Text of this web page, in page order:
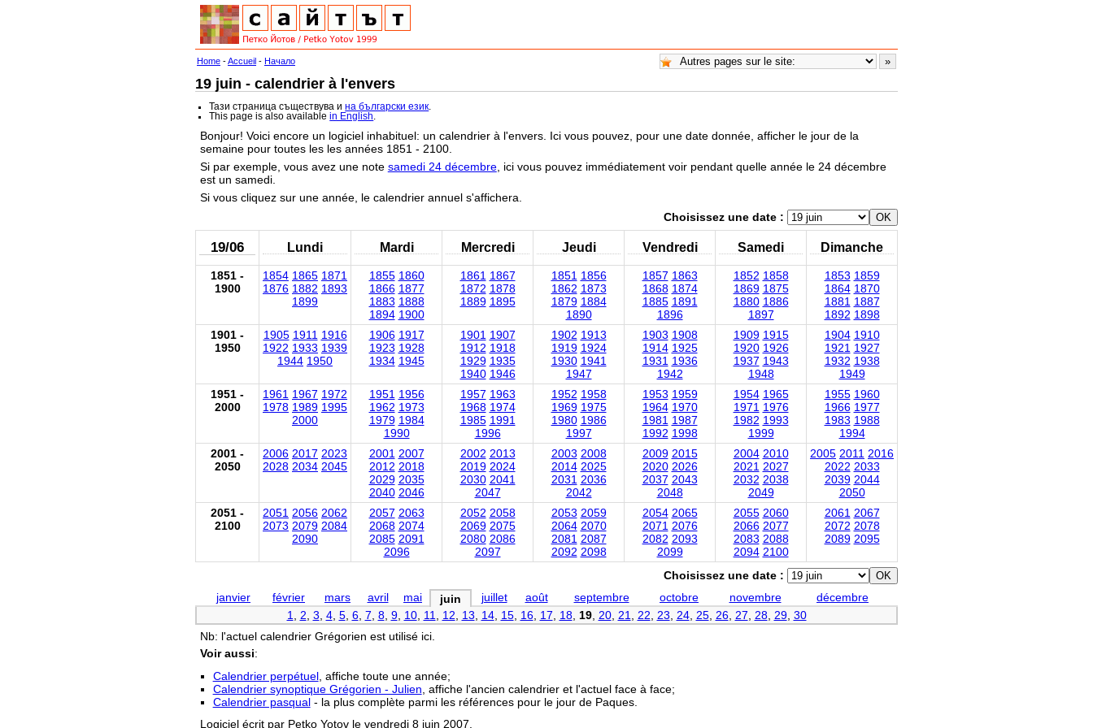
Home -Accueil - Начало
19 juin - calendrier à l'envers
Тази страница съществува ина български език
This page is also availablein English
Bonjour! Voici encore un logiciel inhabituel: un calendrier à l'envers. Ici vous pouvez, pour une date donnée, afficher le jour de la
semaine pour toutes les les années 1851 - 2100.
Si par exemple, vous avez une note samedi 24 décembre, ici vous pouvez immédiatement voir pendant quelle année le 24 décembre
est un samedi.
Si vous cliquez sur une année, le calendrier annuel s'affichera.
Choisissez une date :
19/06 Lundi Mardi Mercredi Jeudi Vendredi Samedi Dimanche
1851 -
1900
1854 1865 1871
1876 1882 1893
1899
1855 1860
1866 1877
1883 1888
1894 1900
1861 1867
1872 1878
1889 1895
1851 1856
1862 1873
1879 1884
1890
1857 1863
1868 1874
1885 1891
1896
1852 1858
1869 1875
1880 1886
1897
1853 1859
1864 1870
1881 1887
1892 1898
1901 -
1950
1905 1911 1916
1922 1933 1939
1944 1950
1906 1917
1923 1928
1934 1945
1901 1907
1912 1918
1929 1935
1940 1946
1902 1913
1919 1924
1930 1941
1947
1903 1908
1914 1925
1931 1936
1942
1909 1915
1920 1926
1937 1943
1948
1904 1910
1921 1927
1932 1938
1949
1951 -
2000
1961 1967 1972
1978 1989 1995
2000
1951 1956
1962 1973
1979 1984
1990
1957 1963
1968 1974
1985 1991
1996
1952 1958
1969 1975
1980 1986
1997
1953 1959
1964 1970
1981 1987
1992 1998
1954 1965
1971 1976
1982 1993
1999
1955 1960
1966 1977
1983 1988
1994
2001 -
2050
2006 2017 2023
2028 2034 2045
2001 2007
2012 2018
2029 2035
2040 2046
2002 2013
2019 2024
2030 2041
2047
2003 2008
2014 2025
2031 2036
2042
2009 2015
2020 2026
2037 2043
2048
2004 2010
2021 2027
2032 2038
2049
2005 2011 2016
2022 2033
2039 2044
2050
2051 -
2100
2051 2056 2062
2073 2079 2084
2090
2057 2063
2068 2074
2085 2091
2096
2052 2058
2069 2075
2080 2086
2097
2053 2059
2064 2070
2081 2087
2092 2098
2054 2065
2071 2076
2082 2093
2099
2055 2060
2066 2077
2083 2088
2094 2100
2061 2067
2072 2078
2089 2095
Choisissez une date :
janvier
février mars avril mai juin juillet août septembre octobre novembre
décembre
1
2 3 4, 5, 6, 7 8, 9, 10, 11 12 13 14, 15, 16, 17 18, 19, 20, 21 22 23 24, 25, 26, 27 28, 29, 30
Nb: l'actuel calendrier Grégorien est utilisé ici.
Voir aussi:
Calendrier perpétuel, affiche toute une année;
Calendrier synoptique Grégorien - Julien , affiche l'ancien calendrier et l'actuel face à face;
Calendrier pasqual- la plus complète parmi les références pour le jour de Paques.
Logiciel écrit par Petko Yotov le vendredi 8 juin 2007.